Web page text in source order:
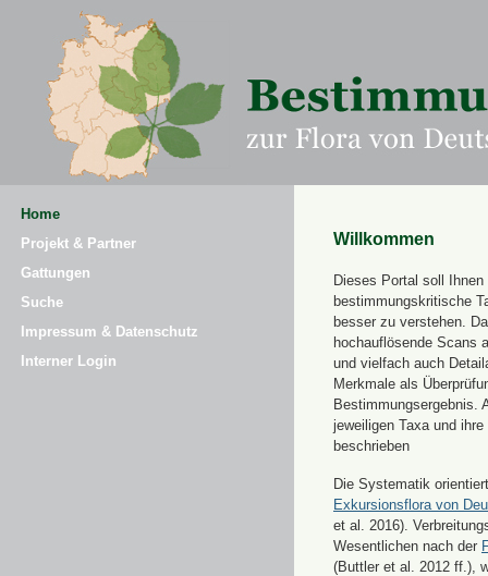
Home
Projekt & Partner
Gattungen
Suche
Impressum & Datenschutz
Interner Login
Willkommen
Dieses Portal soll Ihnen
bestimmungskritische
besser zu verstehen.
hochauflösende Scans
und vielfach auch
Merkmale als
Bestimmungsergebnis.
jeweiligen Taxa und
beschrieben
Die Systematik
Exkursionsflora von
et al. 2016).
Wesentlichen nach der
(Buttler et al. 2012 ff.),